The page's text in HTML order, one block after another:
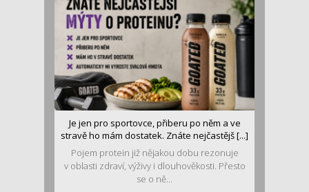
Je jen pro sportovce, přiberu po něm a ve
stravě ho mám dostatek. Znáte nejčastějš [...]
Pojem protein již nějakou dobu rezonuje
v oblasti zdraví, výživy i dlouhověkosti. Přesto
se o ně...